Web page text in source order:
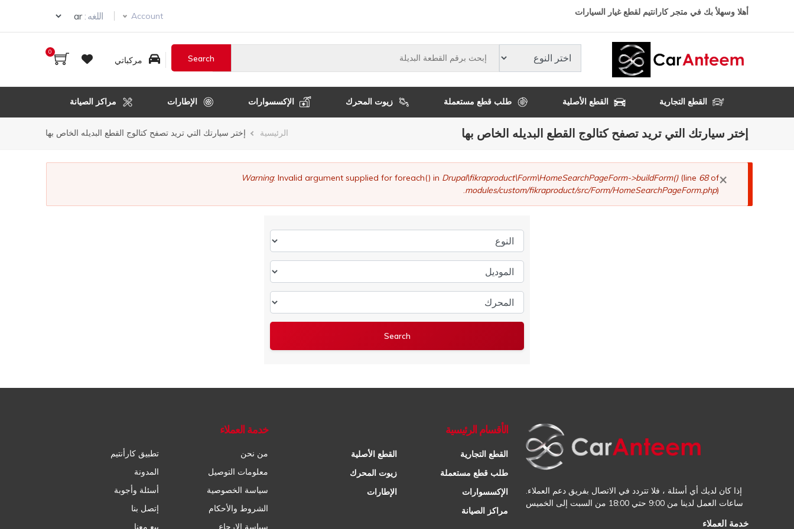
المحتوى
أهلا وسهلأ بك في متجر كارانتيم لقطع غيار السيارات Account اللغه :
مركباتي
0
القطع التجارية القطع الأصلية طلب قطع مستعملة زيوت المحرك الإكسسوارات الإطارات مراكز الصيانة
إختر سيارتك التي تريد تصفح كتالوج القطع البديله الخاص بها
مسار
التنقل
الرئيسية إختر سيارتك التي تريد تصفح كتالوج القطع البديله الخاص بها
×
رسالة
الخطأ
Warning: Invalid argument supplied for foreach() in Drupal\fikraproduct\Form\HomeSearchPageForm->buildForm()(line 68of
modules/custom/fikraproduct/src/Form/HomeSearchPageForm.php).
النوع
الموديل
المحرك
إذا كان لديك أي أسئلة ، فلا تتردد في الاتصال بفريق دعم العملاء.
ساعات العمل لدينا من 9:00 حتي 18:00 من السبت إلى الخميس
خدمة العملاء
الأقسام الرئيسية
القطع التجارية
القطع الأصلية
طلب قطع مستعملة
زيوت المحرك
الإكسسوارات
الإطارات
مراكز الصيانة
خدمة العملاء
من نحن
تطبيق كارأنتيم
معلومات التوصيل
المدونة
سياسة الخصوصية
أسئلة وأجوبة
الشروط والأحكام
إتصل بنا
سياسة الإرجاع
بيع معنا